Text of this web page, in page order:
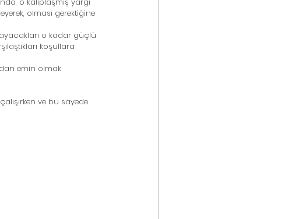
olması gerektiğine
o kadar güçlü
koşullara
emin olmak
ve bu sayede